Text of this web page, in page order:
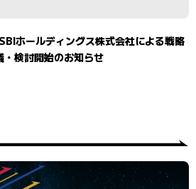
ホールディングス株式会社による戦略
検討開始のお知らせ